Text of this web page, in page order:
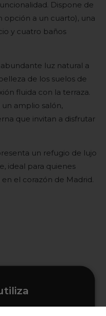
Dispone de
opción a un cuarto), una
y cuatro baños
luz natural a
de los suelos de
fluida con la terraza.
amplio salón,
que invitan a disfrutar
un refugio de lujo
ideal para quienes
el corazón de Madrid.